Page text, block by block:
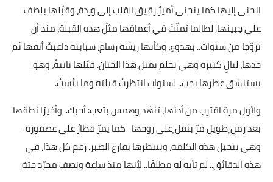
انحنى إليها كما ينحني أميرٌ رقيق القلب إلى وردة، وقبّلها بلطف
على جبينها. لطالما تمنّتْ في أعماقها مثلَ هذه القبلة، منذ أن
تزوّجا من سنوات.. بهدوءٍ، وكأنها ريشة رسام، سبابته داعبتْ أنفها ثم
خدها، ليالٍ كثيرة وهي تحلم بمثل هذا الحنان. قبّلها ثانيةً، وهو
يستنشق عطرها بحب.. لسنوات انتظرتْ قبلته وما يئستْ.
ولأول مرة اقترب من أذنها، تنهّد وهمس بتعب: أحبك.. وأخيرًا نطقها
بعد زمن ٍطويل مرّ بثقل ٍعلى روحها -كما يمرّ قطارٌ على عصفورة-
وهي تتخيل هذه الكلمة، وتنتظرها بفارغ الصبر. رغم كل هذا، في
هذه الدقائق.. لم تأبه له مطلقًا.. لأنها منذ ساعة ونصف مجرّد جثة.